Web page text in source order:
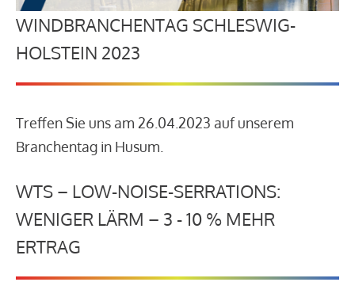
WINDBRANCHENTAG SCHLESWIG-
HOLSTEIN 2023
Treffen Sie uns am 26.04.2023 auf unserem
Branchentag in Husum.
WTS – LOW-NOISE-SERRATIONS:
WENIGER LÄRM – 3 - 10 % MEHR
ERTRAG